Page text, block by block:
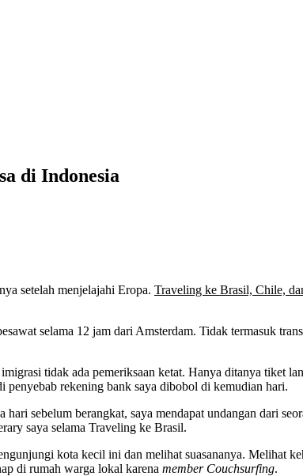
di Indonesia
setelah menjelajahi Eropa. Traveling ke Brasil, Chile,
selama 12 jam dari Amsterdam. Tidak termasuk
tidak ada pemeriksaan ketat. Hanya ditanya tiket
rekening bank saya dibobol di kemudian hari.
sebelum berangkat, saya mendapat undangan dari
saya selama Traveling ke Brasil.
kota kecil ini dan melihat suasananya. Melihat
di rumah warga lokal karena member Couchsurfing.